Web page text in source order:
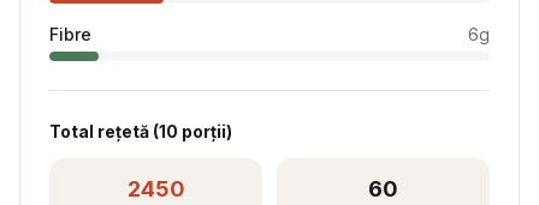
Fibre 6g
Total rețetă (10 porții)
2450 60